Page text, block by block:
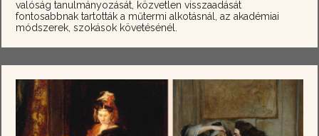
valóság tanulmányozását, közvetlen visszaadását
fontosabbnak tartották a műtermi alkotásnál, az akadémiai
módszerek, szokások követésénél.